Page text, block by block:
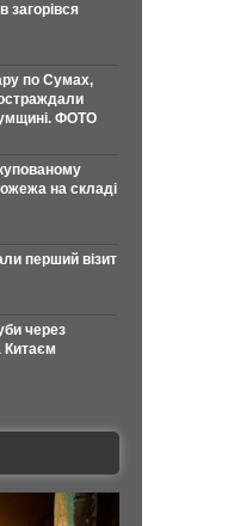
загорівся
по Сумах,
ФОТО
на складі
перший візит
через
Китаєм